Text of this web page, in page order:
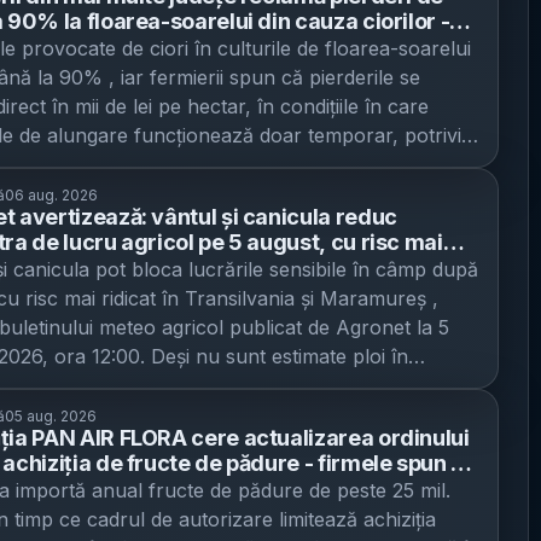
90% la floarea-soarelui din cauza ciorilor -
de vânătoare începe abia pe 15 august, cu o
90 de păsări
provocate de ciori în culturile de floarea-soarelui
la 90% , iar fermierii spun că pierderile se
în mii de lei pe hectar, în condițiile în care
de alungare funcționează doar temporar, potrivit
. Problema este semnalată în mai multe județe –
Buzău, Dolj și Iași – unde agricultorii reclamă
masive ale producției, în unele zone chiar în
de 90%. Specialiștii citați de publicație spun că
pare să aibă vreo rezolvare” rapidă, deoarece
se adaptează repede la metodele de speriere și
câmp. Impact economic: producții prăbușite și
cel puțin 2.000 lei/ha Ion Notingăr, fermier din
spune că lucrează 320 de hectare de floarea-
iar în funcție de amplasament parcelele sunt
între 30% și 80%. În unele puncte, gradul de
se apropie de 90%. „Dăcă scoatem 200 de
de floarea soarelui la hectar. În condițiile în care,
06 aug. 2026
avertizează: vântul și canicula reduc
de lucru agricol pe 5 august, cu risc mai
Transilvania și Maramureș - tratamentele
sunt descurajate, iar irigarea e
seara/noaptea
canicula pot bloca lucrările sensibile în câmp după
risc mai ridicat în Transilvania și Maramureș ,
meteo agricol publicat de Agronet la 5
ora 12:00. Deși nu sunt estimate ploi în
regionale de lucru, combinația de căldură
evapotranspirație (pierdere de apă din sol și
vânt reduce „fereastra” pentru tratamente și
la recoltare și transport. Ce se schimbă
pentru fermieri în după-amiaza de 5 august
indică faptul că, după prânz, condițiile „nu susțin
05 aug. 2026
PAN AIR FLORA cere actualizarea ordinului
de fructe de pădure - firmele spun că
din autorizații blochează procesarea, în timp
importă peste 25 mil. euro anual
importă anual fructe de pădure de peste 25 mil.
timp ce cadrul de autorizare limitează achiziția